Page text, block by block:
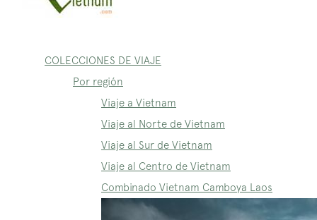
COLECCIONES DE VIAJE
Por región
Viaje a Vietnam
Viaje al Norte de Vietnam
Viaje al Sur de Vietnam
Viaje al Centro de Vietnam
Combinado Vietnam Camboya Laos